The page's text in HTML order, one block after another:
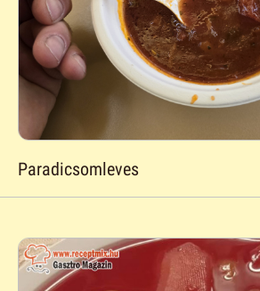
Paradicsomleves